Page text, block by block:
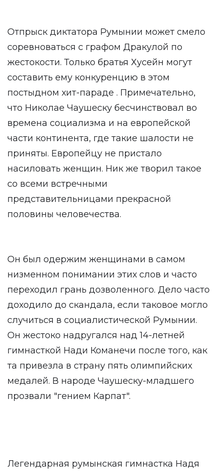
Отпрыск диктатора Румынии может смело
соревноваться с графом Дракулой по
жестокости. Только братья Хусейн могут
составить ему конкуренцию в этом
постыдном хит-параде . Примечательно,
что Николае Чаушеску бесчинствовал во
времена социализма и на европейской
части континента, где такие шалости не
приняты. Европейцу не пристало
насиловать женщин. Ник же творил такое
со всеми встречными
представительницами прекрасной
половины человечества.
Он был одержим женщинами в самом
низменном понимании этих слов и часто
переходил грань дозволенного. Дело часто
доходило до скандала, если таковое могло
случиться в социалистической Румынии.
Он жестоко надругался над 14-летней
гимнасткой Нади Команечи после того, как
та привезла в страну пять олимпийских
медалей. В народе Чаушеску-младшего
прозвали "гением Карпат".
Легендарная румынская гимнастка Надя